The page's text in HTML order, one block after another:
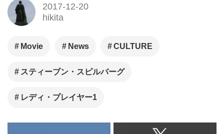
2017-12-20
hikita
Movie News CULTURE
スティーブン・スピルバーグ
レディ・プレイヤー1